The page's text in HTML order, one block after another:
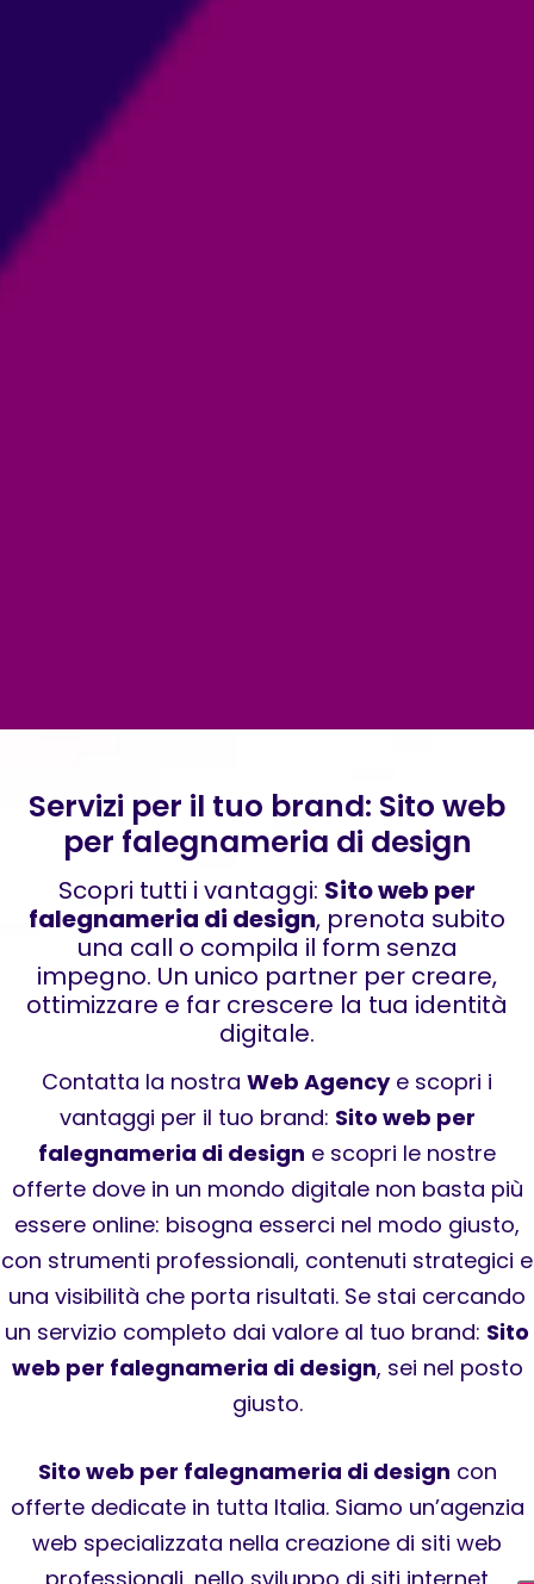
Servizi per il tuo brand: Sito web
per falegnameria di design
Scopri tutti i vantaggi: Sito web per
falegnameria di design, prenota subito
una call o compila il form senza
impegno. Un unico partner per creare,
ottimizzare e far crescere la tua identità
digitale.
Contatta la nostra Web Agencye scopri i
vantaggi per il tuo brand: Sito web per
falegnameria di design e scopri le nostre
offerte dove in un mondo digitale non basta più
essere online: bisogna esserci nel modo giusto,
con strumenti professionali, contenuti strategici e
una visibilità che porta risultati. Se stai cercando
un servizio completo dai valore al tuo brand: Sito
web per falegnameria di design, sei nel posto
giusto.
Sito web per falegnameria di design con
offerte dedicate in tutta Italia. Siamo un’agenzia
web specializzata nella creazione di siti web